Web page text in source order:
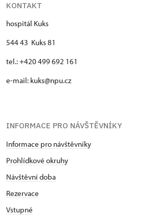
KONTAKT
hospitál Kuks
544 43 Kuks 81
tel.: +420 499 692 161
e-mail: kuks@npu.cz
INFORMACE PRO NÁVŠTĚVNÍKY
Informace pro návštěvníky
Prohlídkové okruhy
Návštěvní doba
Rezervace
Vstupné